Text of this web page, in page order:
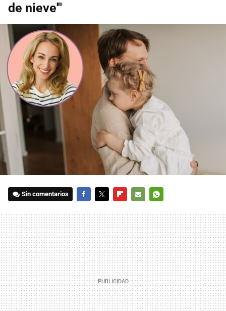
de nieve'"
Sin comentarios
MAIL